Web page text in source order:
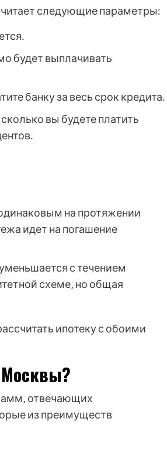
следующие параметры:
будет выплачивать
банку за весь срок кредита․
вы будете платить
на протяжении
идет на погашение
с течением
схеме‚ но общая
ипотеку с обоими
Москвы?
отвечающих
из преимуществ